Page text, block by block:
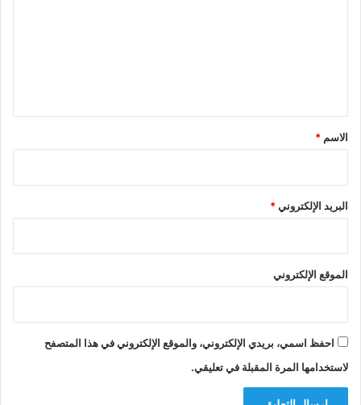
*
الاسم *
البريد الإلكتروني*
الموقع الإلكتروني
احفظ اسمي، بريدي الإلكتروني، والموقع الإلكتروني في هذا المتصفح
لاستخدامها المرة المقبلة في تعليقي.